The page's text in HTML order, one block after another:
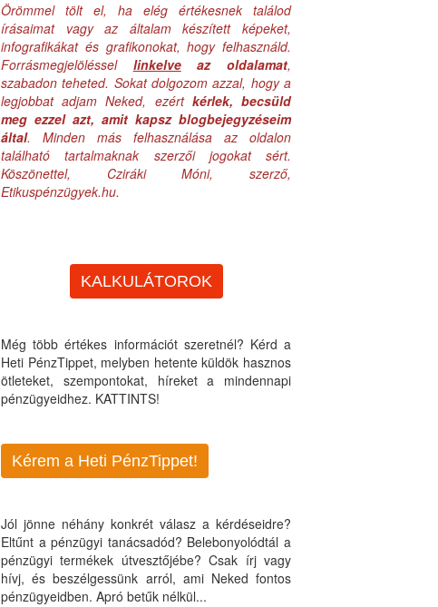
Örömmel tölt el, ha elég értékesnek találod
írásaimat vagy az általam készített képeket,
infografikákat és grafikonokat, hogy felhasználd.
Forrásmegjelöléssel linkelveaz oldalamat,
szabadon teheted. Sokat dolgozom azzal, hogy a
legjobbat adjam Neked, ezért kérlek, becsüld
meg ezzel azt, amit kapsz blogbejegyzéseim
által. Minden más felhasználása az oldalon
található tartalmaknak szerzői jogokat sért.
Köszönettel, Cziráki Móni, szerző,
Etikuspénzügyek.hu.
KALKULÁTOROK
Még több értékes információt szeretnél? Kérd a
Heti PénzTippet, melyben hetente küldök hasznos
ötleteket, szempontokat, híreket a mindennapi
pénzügyeidhez. KATTINTS!
Kérem a Heti PénzTippet!
Jól jönne néhány konkrét válasz a kérdéseidre?
Eltűnt a pénzügyi tanácsadód? Belebonyolódtál a
pénzügyi termékek útvesztőjébe? Csak írj vagy
hívj, és beszélgessünk arról, ami Neked fontos
pénzügyeidben. Apró betűk nélkül...